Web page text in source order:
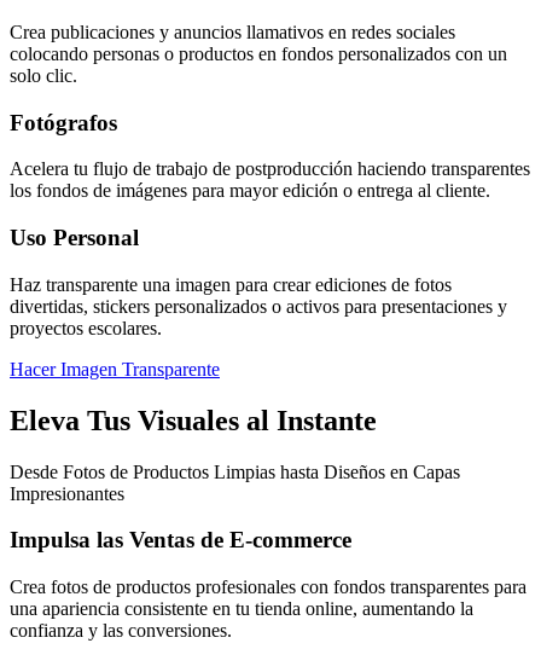
Crea publicaciones y anuncios llamativos en redes sociales
colocando personas o productos en fondos personalizados con un
solo clic.
Fotógrafos
Acelera tu flujo de trabajo de postproducción haciendo transparentes
los fondos de imágenes para mayor edición o entrega al cliente.
Uso Personal
Haz transparente una imagen para crear ediciones de fotos
divertidas, stickers personalizados o activos para presentaciones y
proyectos escolares.
Hacer Imagen Transparente
Eleva Tus Visuales al Instante
Desde Fotos de Productos Limpias hasta Diseños en Capas
Impresionantes
Impulsa las Ventas de E-commerce
Crea fotos de productos profesionales con fondos transparentes para
una apariencia consistente en tu tienda online, aumentando la
confianza y las conversiones.